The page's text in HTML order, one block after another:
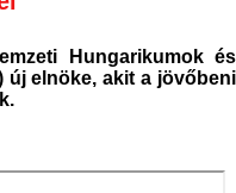
Hungarikumok és
új elnöke, akit a jövőbeni